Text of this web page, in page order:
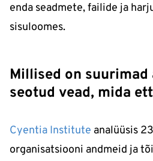
enda seadmete, failide ja
sisuloomes.
Millised on suurimad
seotud vead, mida
Cyentia Institute analüüsis
organisatsiooni andmeid ja